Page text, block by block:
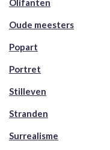
Olifanten
Oude meesters
Popart
Portret
Stilleven
Stranden
Surrealisme